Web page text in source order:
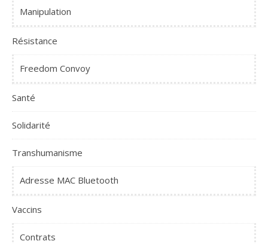
Manipulation
Résistance
Freedom Convoy
Santé
Solidarité
Transhumanisme
Adresse MAC Bluetooth
Vaccins
Contrats